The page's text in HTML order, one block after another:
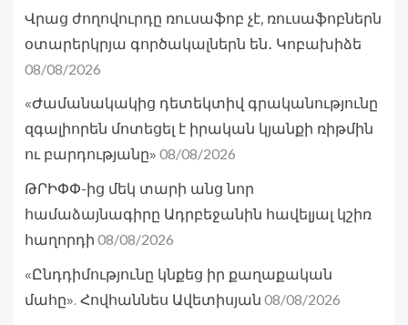
Վրաց ժողովուրդը ռուսաֆոբ չէ, ռուսաֆոբներն
օտարերկրյա գործակալներն են․ Կոբախիձե
08/08/2026
«Ժամանակակից դետեկտիվ գրականությունը
զգալիորեն մոտեցել է իրական կյանքի ռիթմին
ու բարդությանը» 08/08/2026
ԹՐԻՓՓ-ից մեկ տարի անց նոր
համաձայնագիրը Ադրբեջանին հավելյալ կշիռ
հաղորդի 08/08/2026
«Ընդդիմությունը կնքեց իր քաղաքական
մահը». Հովհաննես Ավետիսյան 08/08/2026